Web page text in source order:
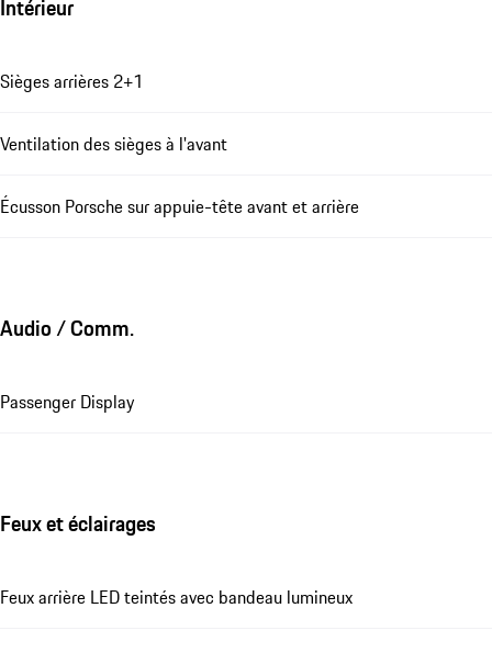
Intérieur
Sièges arrières 2+1
Ventilation des sièges à l'avant
Écusson Porsche sur appuie-tête avant et arrière
Audio / Comm.
Passenger Display
Feux et éclairages
Feux arrière LED teintés avec bandeau lumineux